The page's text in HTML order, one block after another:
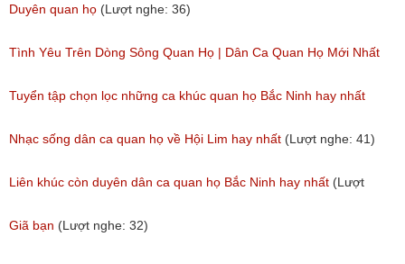
thích nhất hiện nay
(Lượt nghe: 173)
Duyên quan họ (Lượt nghe: 36)
Tình Yêu Trên Dòng Sông Quan Họ | Dân Ca Quan Họ Mới Nhất
2018
(Lượt nghe: 31)
Tuyển tập chọn lọc những ca khúc quan họ Bắc Ninh hay nhất
(Lượt nghe: 214)
Nhạc sống dân ca quan họ về Hội Lim hay nhất (Lượt nghe: 41)
Liên khúc còn duyên dân ca quan họ Bắc Ninh hay nhất (Lượt
nghe: 108)
Giã bạn (Lượt nghe: 32)